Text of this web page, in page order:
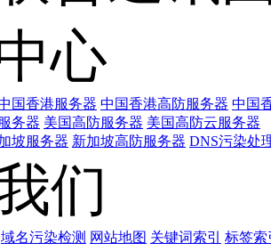
心
国香港服务器 中国香港高防服务器 中国
务器 美国高防服务器 美国高防云服务器
坡服务器 新加坡高防服务器 DNS污染处
们
域名污染检测 网站地图 关键词索引 标签索